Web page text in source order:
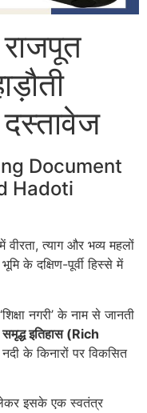
Document
Hadoti
त्याग और भव्य महलों
के दक्षिण-पूर्वी हिस्से में
नगरी’ के नाम से जानती
समृद्ध इतिहास (Rich
के किनारों पर विकसित
इसके एक स्वतंत्र